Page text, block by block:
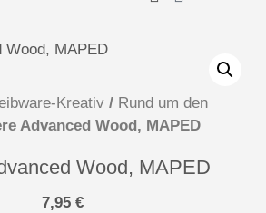
Kreativ / Rund um den
Advanced Wood, MAPED
Wood, MAPED
7,95 €